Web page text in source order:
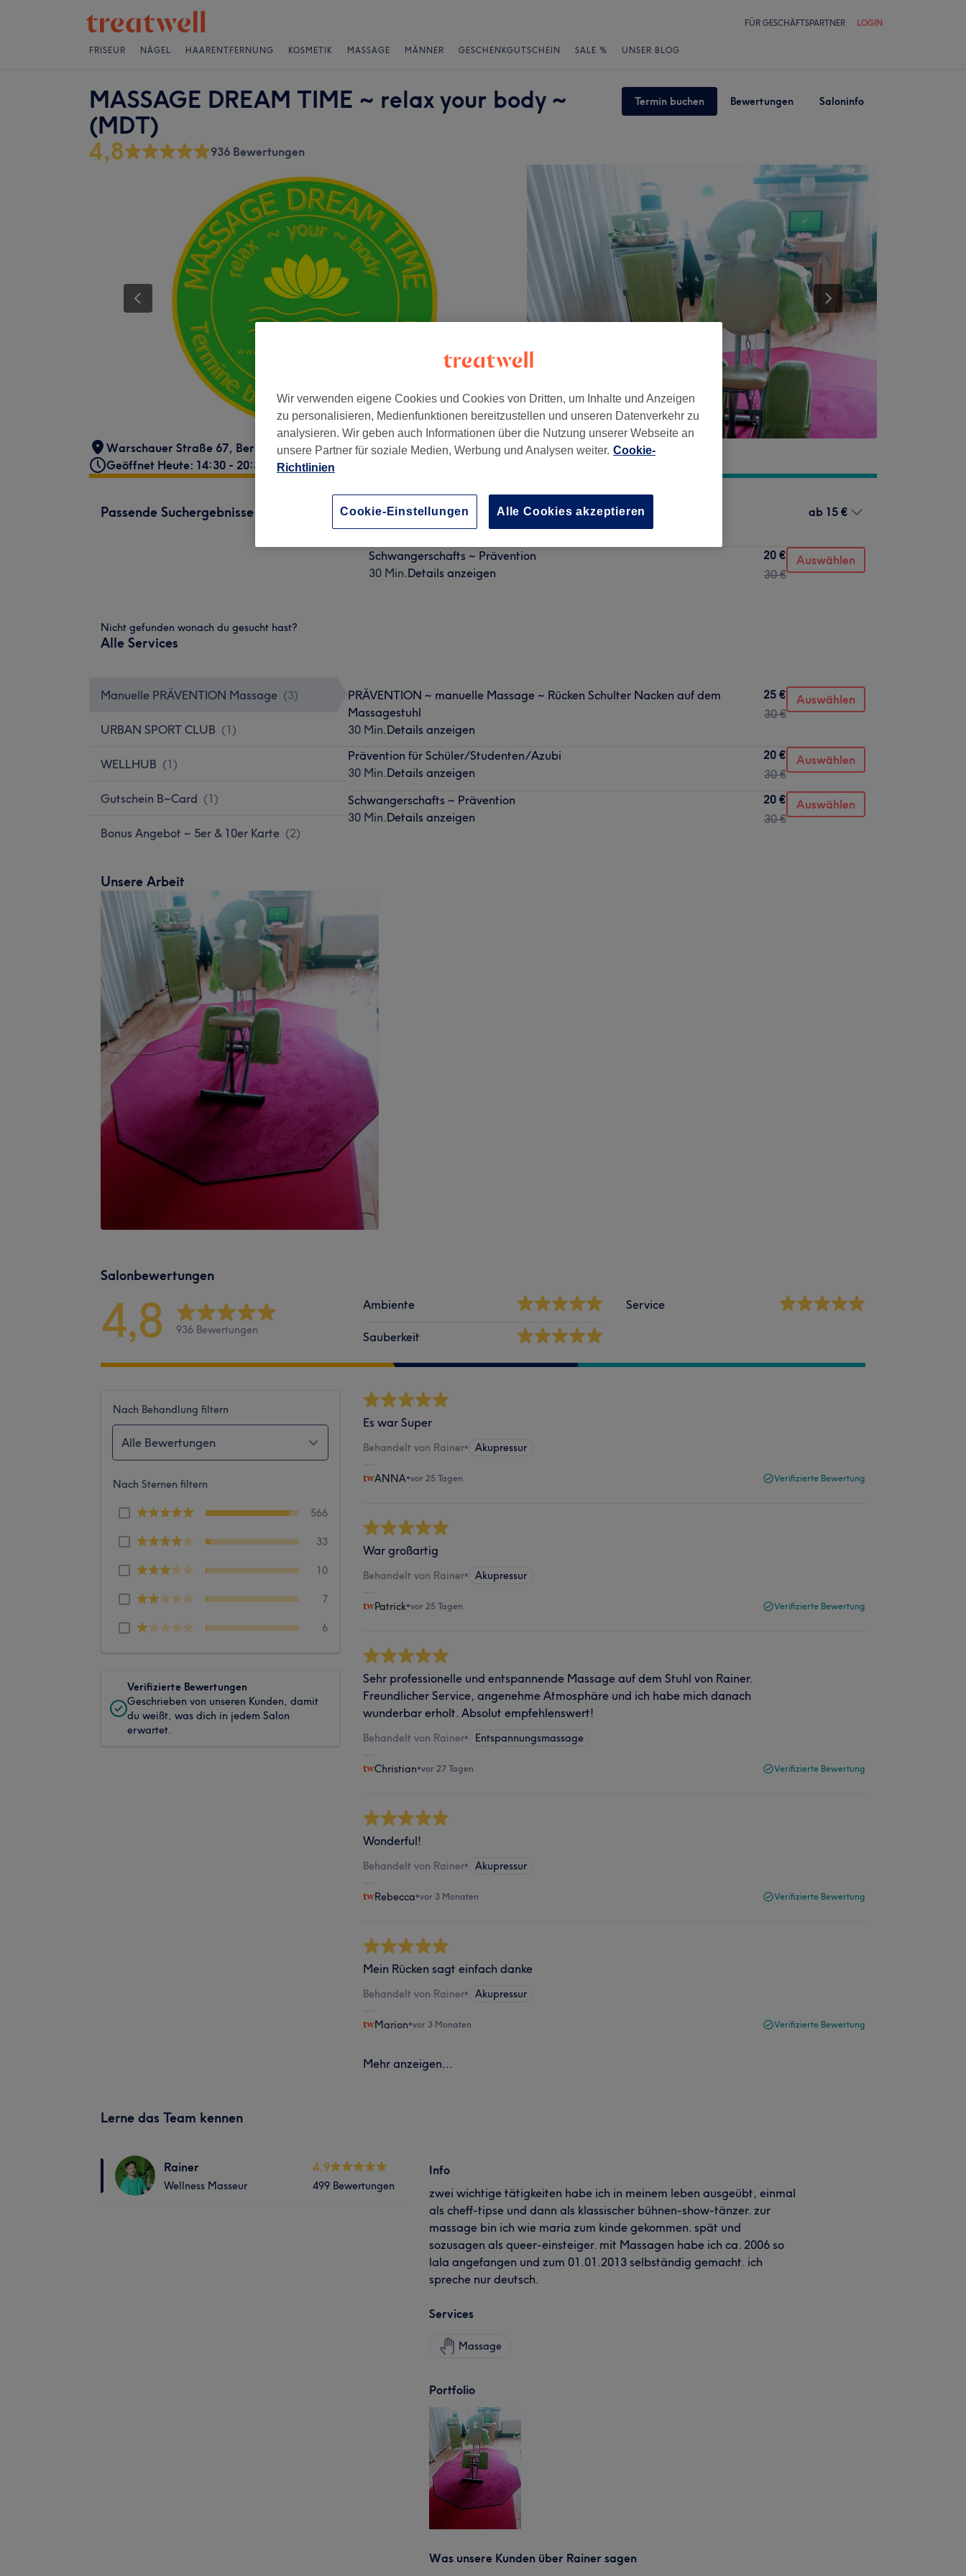
FÜR GESCHÄFTSPARTNER LOGIN
FRISEUR NÄGEL HAARENTFERNUNG KOSMETIK MASSAGE MÄNNER GESCHENKGUTSCHEIN SALE % UNSER BLOG
MASSAGE DREAM TIME ~ relax your body ~
(MDT)
Termin buchen Bewertungen Saloninfo
4,8 936 Bewertungen
Warschauer Straße 67, Berlin, Friedrichshain, 10243
Geöffnet Heute: 14:30 - 20:30
Passende Suchergebnisse
USC ~ Selbstzahler ~ €
30 Min.Details anzeigen
ab 15 €
Schwangerschafts ~ Prävention
30 Min.Details anzeigen
20 €
30 €
Auswählen
Nicht gefunden wonach du gesucht hast?
Alle Services
Manuelle PRÄVENTION Massage (3)
URBAN SPORT CLUB (1)
WELLHUB (1)
Gutschein B~Card (1)
Bonus Angebot ~ 5er & 10er Karte (2)
PRÄVENTION ~ manuelle Massage ~ Rücken Schulter Nacken auf dem
Massagestuhl
30 Min.Details anzeigen
25 €
30 €
Auswählen
Prävention für Schüler/Studenten/Azubi
30 Min.Details anzeigen
20 €
30 €
Auswählen
Schwangerschafts ~ Prävention
30 Min.Details anzeigen
20 €
30 €
Auswählen
Unsere Arbeit
Salonbewertungen
4,8 936 Bewertungen
Ambiente
Sauberkeit
Service
Nach Behandlung filtern
Alle Bewertungen
Nach Sternen filtern
566
33
10
7
6
Verifizierte Bewertungen
Geschrieben von unseren Kunden, damit
du weißt, was dich in jedem Salon
erwartet.
Es war Super
Behandelt von Rainer• Akupressur
ANNA•vor 25 Tagen Verifizierte Bewertung
War großartig
Behandelt von Rainer• Akupressur
Patrick•vor 25 Tagen Verifizierte Bewertung
Sehr professionelle und entspannende Massage auf dem Stuhl von Rainer.
Freundlicher Service, angenehme Atmosphäre und ich habe mich danach
wunderbar erholt. Absolut empfehlenswert!
Behandelt von Rainer• Entspannungsmassage
Christian•vor 27 Tagen Verifizierte Bewertung
Wonderful!
Behandelt von Rainer• Akupressur
Rebecca•vor 3 Monaten Verifizierte Bewertung
Mein Rücken sagt einfach danke
Behandelt von Rainer• Akupressur
Marion•vor 3 Monaten Verifizierte Bewertung
Mehr anzeigen...
Lerne das Team kennen
Rainer
Wellness Masseur
4.9
499 Bewertungen
Info
zwei wichtige tätigkeiten habe ich in meinem leben ausgeübt, einmal
als cheff-tipse und dann als klassischer bühnen-show-tänzer. zur
massage bin ich wie maria zum kinde gekommen. spät und
sozusagen als queer-einsteiger. mit Massagen habe ich ca. 2006 so
lala angefangen und zum 01.01.2013 selbständig gemacht. ich
spreche nur deutsch.
Services
Massage
Portfolio
Was unsere Kunden über Rainer sagen
Wir verwenden eigene Cookies und Cookies von Dritten, um Inhalte und Anzeigen
zu personalisieren, Medienfunktionen bereitzustellen und unseren Datenverkehr zu
analysieren. Wir geben auch Informationen über die Nutzung unserer Webseite an
unsere Partner für soziale Medien, Werbung und Analysen weiter. Cookie-
Richtlinien
Cookie-Einstellungen Alle Cookies akzeptieren